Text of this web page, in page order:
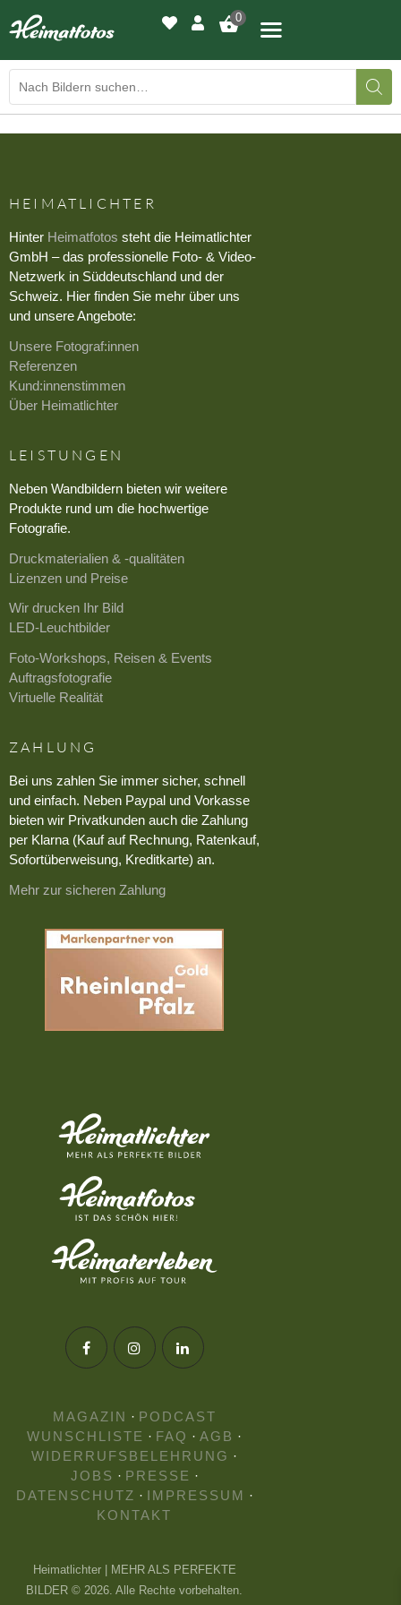
0
LED-LEUCHTBILDER
WIR DRUCKEN IHR BILD
AUSSTELLUNGEN
HEIMATLICHTER
HEIMATLICHTER
Hinter Heimatfotos steht die Heimatlichter
GmbH – das professionelle Foto- & Video-
Netzwerk in Süddeutschland und der
Schweiz. Hier finden Sie mehr über uns
und unsere Angebote:
Unsere Fotograf:innen
Referenzen
Kund:innenstimmen
Über Heimatlichter
LEISTUNGEN
Neben Wandbildern bieten wir weitere
Produkte rund um die hochwertige
Fotografie.
Druckmaterialien & -qualitäten
Lizenzen und Preise
Wir drucken Ihr Bild
LED-Leuchtbilder
Foto-Workshops, Reisen & Events
Auftragsfotografie
Virtuelle Realität
ZAHLUNG
Bei uns zahlen Sie immer sicher, schnell
und einfach. Neben Paypal und Vorkasse
bieten wir Privatkunden auch die Zahlung
per Klarna (Kauf auf Rechnung, Ratenkauf,
Sofortüberweisung, Kreditkarte) an.
Mehr zur sicheren Zahlung
MAGAZIN · PODCAST
WUNSCHLISTE · FAQ · AGB ·
WIDERRUFSBELEHRUNG ·
JOBS · PRESSE ·
DATENSCHUTZ · IMPRESSUM ·
KONTAKT
Heimatlichter | MEHR ALS PERFEKTE
BILDER © 2026. Alle Rechte vorbehalten.